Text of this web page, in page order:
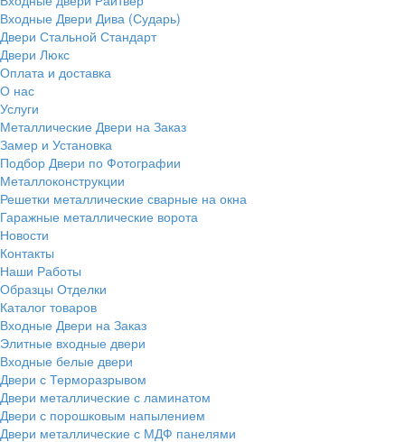
Входные Двери Дива (Сударь)
Двери Стальной Стандарт
Двери Люкс
Оплата и доставка
О нас
Услуги
Металлические Двери на Заказ
Замер и Установка
Подбор Двери по Фотографии
Металлоконструкции
Решетки металлические сварные на окна
Гаражные металлические ворота
Новости
Контакты
Наши Работы
Образцы Отделки
Каталог товаров
Входные Двери на Заказ
Элитные входные двери
Входные белые двери
Двери с Терморазрывом
Двери металлические с ламинатом
Двери с порошковым напылением
Двери металлические с МДФ панелями